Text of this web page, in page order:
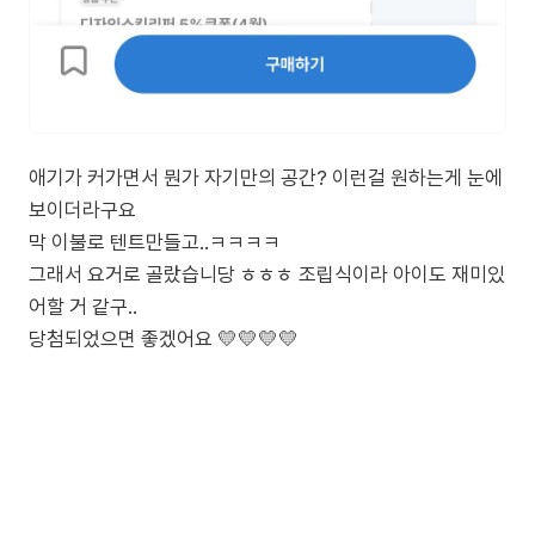
애기가 커가면서 뭔가 자기만의 공간? 이런걸 원하는게 눈에
보이더라구요
막 이불로 텐트만들고..ㅋㅋㅋㅋ
그래서 요거로 골랐습니당 ㅎㅎㅎ 조립식이라 아이도 재미있
어할 거 같구..